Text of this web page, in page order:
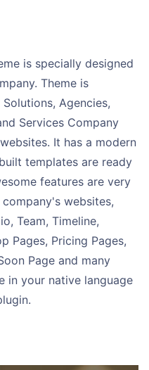
is specially designed
Theme is
Agencies,
Services Company
It has a modern
templates are ready
features are very
websites,
Team, Timeline,
Pages, Pricing Pages,
Page and many
in your native language